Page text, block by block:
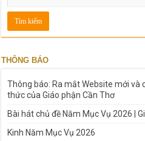
THÔNG BÁO
Thông báo: Ra mắt Website mới và
thức của Giáo phận Cần Thơ
Bài hát chủ đề Năm Mục Vụ 2026 |
Kinh Năm Mục Vụ 2026